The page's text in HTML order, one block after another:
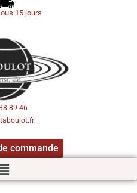
15 jours
89 46
commande